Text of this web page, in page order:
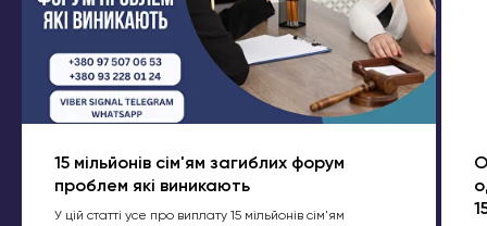
15 мільйонів сім'ям загиблих форум
проблем які виникають
У цій статті усе про виплату 15 мільйонів сім'ям